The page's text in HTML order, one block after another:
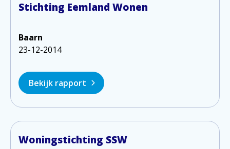
Stichting Eemland Wonen
Baarn
23-12-2014
Bekijk rapport
Woningstichting SSW